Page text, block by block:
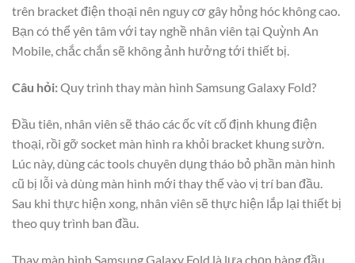
trên bracket điện thoại nên nguy cơ gây hỏng hóc không cao.
Bạn có thể yên tâm với tay nghề nhân viên tại Quỳnh An
Mobile, chắc chắn sẽ không ảnh hưởng tới thiết bị.
Câu hỏi:Quy trình thay màn hình Samsung Galaxy Fold?
Đầu tiên, nhân viên sẽ tháo các ốc vít cố định khung điện
thoại, rồi gỡ socket màn hình ra khỏi bracket khung sườn.
Lúc này, dùng các tools chuyên dụng tháo bỏ phần màn hình
cũ bị lỗi và dùng màn hình mới thay thế vào vị trí ban đầu.
Sau khi thực hiện xong, nhân viên sẽ thực hiện lắp lại thiết bị
theo quy trình ban đầu.
Thay màn hình Samsung Galaxy Fold là lựa chọn hàng đầu